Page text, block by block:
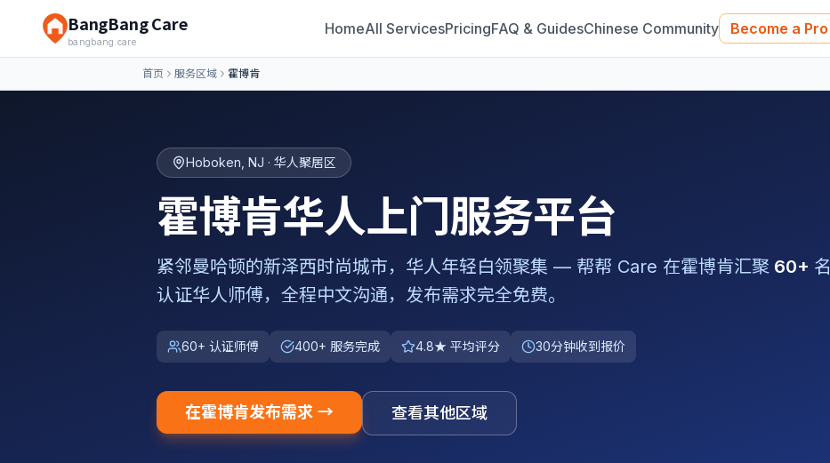
BangBang Care
bangbang.care
HomeAll ServicesPricingFAQ & GuidesChinese Community Become a Pro
首页 服务区域 霍博肯
Hoboken NJ · 华人聚居区
霍博肯华人上门服务平台
紧邻曼哈顿的新泽西时尚城市，华人年轻白领聚集 — 帮帮 Care 在霍博肯汇聚 60+ 名
认证华人师傅，全程中文沟通，发布需求完全免费。
60+ 认证师傅 400+ 服务完成 4.8★ 平均评分 30分钟收到报价
在霍博肯发布需求 → 查看其他区域